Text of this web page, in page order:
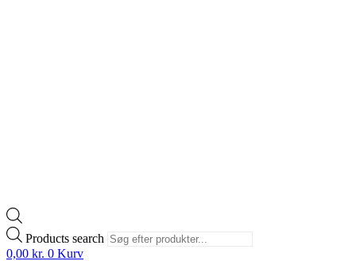
Products search
0,00 kr. 0 Kurv